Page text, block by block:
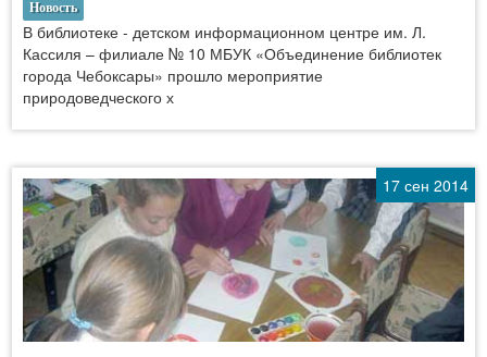
Новость
В библиотеке - детском информационном центре им. Л.
Кассиля – филиале № 10 МБУК «Объединение библиотек
города Чебоксары» прошло мероприятие
природоведческого х
17 сен 2014